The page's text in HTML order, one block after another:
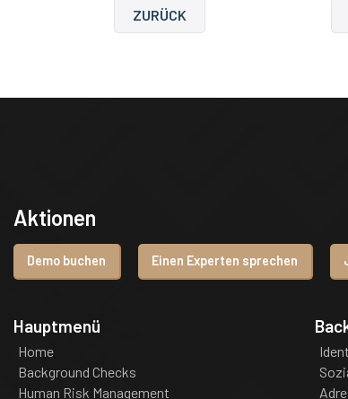
ZURÜCK
Aktionen
Demo buchen Einen Experten sprechen
Hauptmenü
Home
Background Checks
Human Risk Management